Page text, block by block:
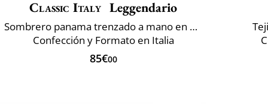
Classic Italy Leggendario
Sombrero panama trenzado a mano en Ecuador
Confección y Formato en Italia
85€00